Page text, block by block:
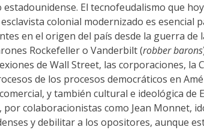
El tecnofeudalismo que
colonial modernizado es
en el origen del país desde la guerra
Rockefeller o Vanderbilt (robber barons
de Wall Street, las corporaciones,
de los procesos democráticos en
y también cultural e ideológica
colaboracionistas como Jean Monnet,
y debilitar a los opositores, aunque